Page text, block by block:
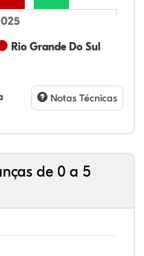
Rio Grande Do Sul
Notas Técnicas
de 0 a 5